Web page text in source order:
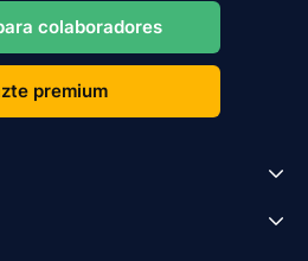
colaboradores
premium